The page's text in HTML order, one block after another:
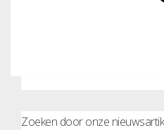
Zoeken door onze